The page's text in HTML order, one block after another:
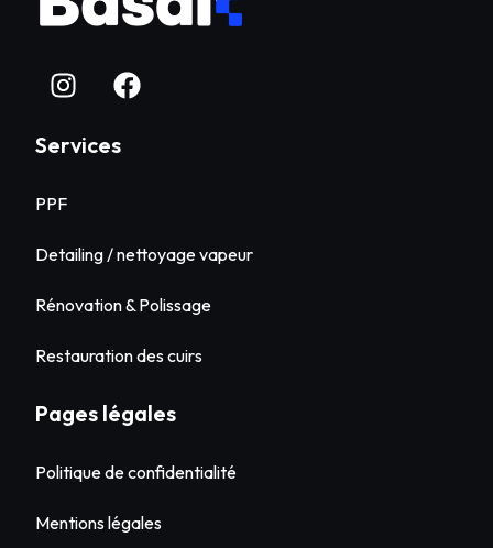
Services
PPF
Detailing / nettoyage vapeur
Rénovation & Polissage
Restauration des cuirs
Pages légales
Politique de confidentialité
Mentions légales